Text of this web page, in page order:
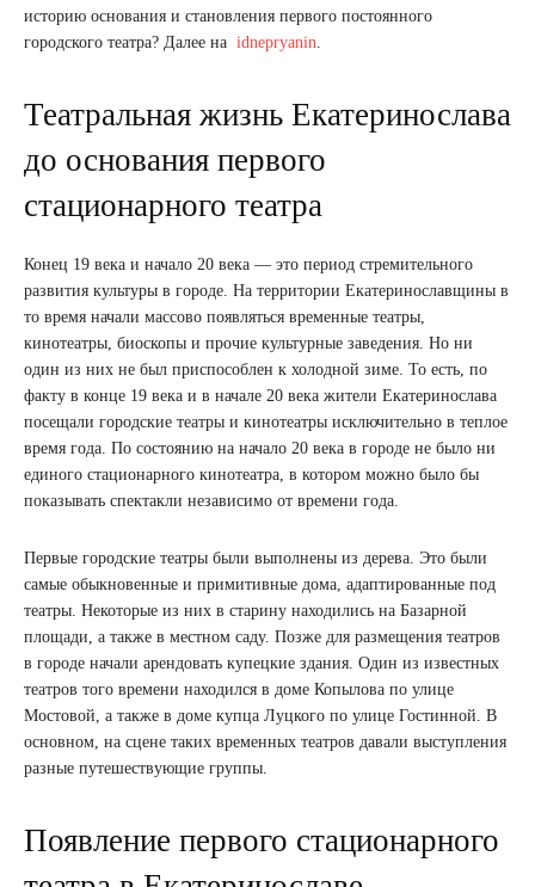
историю основания и становления первого постоянного
городского театра? Далее на idnepryanin.
Театральная жизнь Екатеринослава
до основания первого
стационарного театра
Конец 19 века и начало 20 века — это период стремительного
развития культуры в городе. На территории Екатеринославщины в
то время начали массово появляться временные театры,
кинотеатры, биоскопы и прочие культурные заведения. Но ни
один из них не был приспособлен к холодной зиме. То есть, по
факту в конце 19 века и в начале 20 века жители Екатеринослава
посещали городские театры и кинотеатры исключительно в теплое
время года. По состоянию на начало 20 века в городе не было ни
единого стационарного кинотеатра, в котором можно было бы
показывать спектакли независимо от времени года.
Первые городские театры были выполнены из дерева. Это были
самые обыкновенные и примитивные дома, адаптированные под
театры. Некоторые из них в старину находились на Базарной
площади, а также в местном саду. Позже для размещения театров
в городе начали арендовать купецкие здания. Один из известных
театров того времени находился в доме Копылова по улице
Мостовой, а также в доме купца Луцкого по улице Гостинной. В
основном, на сцене таких временных театров давали выступления
разные путешествующие группы.
Появление первого стационарного